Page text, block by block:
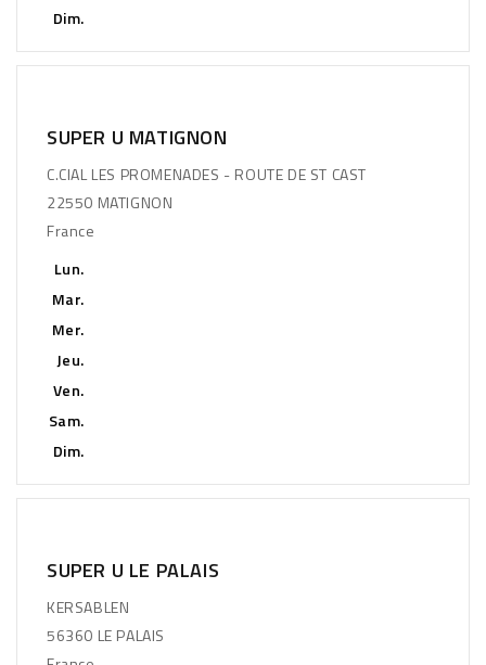
Dim.
SUPER U MATIGNON
C.CIAL LES PROMENADES - ROUTE DE ST CAST
22550 MATIGNON
France
Lun.
Mar.
Mer.
Jeu.
Ven.
Sam.
Dim.
SUPER U LE PALAIS
KERSABLEN
56360 LE PALAIS